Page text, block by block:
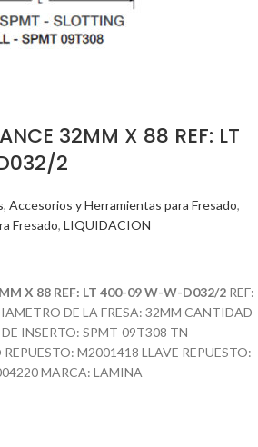
32MM X 88 REF: LT
2
, Accesorios y Herramientas para Fresado,
Fresado, LIQUIDACION
X 88 REF: LT 400-09 W-W-D032/2 REF:
DE LA FRESA: 32MM CANTIDAD
INSERTO: SPMT-09T308 TN
M2001418 LLAVE REPUESTO:
MARCA: LAMINA